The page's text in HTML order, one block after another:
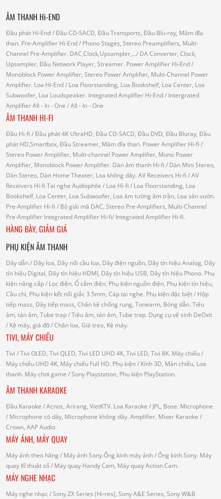
ÂM THANH Hi-END
Đầu phát Hi-End/ Đầu CD-SACD, Đầu Transports, Đầu Blu-ray, Mâm đĩa
than. Pre-Amplifier Hi-End/ Phono Stages, Stereo Preamplifiers, Multi-
Channel Pre-Amplifier. DAC,Clock,Upsampler,.../ DA Converter, Clock,
Upsampler, Đầu Network Player, Streamer. Power Amplifier Hi-End/
Monoblock Power Amplifier, Stereo Power Amplifier, Multi-Channel Power
Amplifier. Loa Hi-End/ Loa Floorstanding, Loa Bookshelf, Loa Center, Loa
Subwoofer, Loa Loudspeaker. Integrated Amplifier Hi-End/ Intergrated
AmplifierAll - In - One / All - In - One
ÂM THANH HI-FI
Đầu Hi-fi / Đầu phát 4K UltraHD, Đầu CD-SACD, Đầu DVD, Đầu Bluray, Đầu
phát HD,Smartbox, Đầu Streamer, Mâm đĩa than. Power Amplifier Hi-fi /
Stereo Power Amplifier, Multi-channel Power Amplifier, Mono Power
Amplifier, Monoblock Power Amplifier. Dàn âm thanh Hi-fi / Dàn Mini Stereo,
Dàn Stereo, Dàn Home Theater, Loa không dây. AV Receivers Hi-fi / AV
Receivers Hi-fi Tai nghe Audiophile / Loa Hi-fi / Loa Floorstanding, Loa
Bookshelf, Loa Center, Loa Subwoofer, Loa âm tường âm trần, Loa sân vườn.
Pre-Amplifier Hi-fi / Bộ giải mã DAC, Stereo Pre-Amplifiers, Multi-Channel
Pre-Amplifier Integrated Amplifier Hi-fi/ Integrated Amplifier Hi-fi.
HÀNG BÀY, GIẢM GIÁ
PHỤ KIỆN ÂM THANH
Dây dẫn/ Dây loa, Dây nối cầu loa, Dây điện nguồn, Dây tín hiệu Analog, Dây
tín hiệu Digital, Dây tín hiệu HDMI, Dây tín hiệu USB, Dây tín hiệu Phono. Phụ
kiện nâng cấp/ Lọc điện, Ổ cắm điện, Phụ kiện nguồn điện, Phụ kiện tín hiệu,
Cầu chì, Phụ kiện kết nối giắc 3.5mm, Cáp tai nghe. Phụ kiện đặc biệt/ Hộp
tiếp mass, Dây tiếp mass, Chân kê chống rung, Tonearm, Bóng dẫn. Tiêu
âm, tán âm, Tube trap/ Tiêu âm, tán âm, Tube trap. Dụng cụ vệ sinh DeOxit
/ Kệ máy, giá đỡ/ Chân loa, Giá treo, Kệ máy.
TIVI, MÁY CHIẾU
Tivi / Tivi OLED, Tivi QLED, Tivi LED UHD 4K, Tivi LED, Tivi 8K. Máy chiếu/
Máy chiếu UHD 4K, Máy chiếu Full HD. Phụ kiện/ Kính 3D, Màn chiếu, Loa
thanh. Máy chơi game / Sony Playstation, Phụ kiện PlayStation.
ÂM THANH KARAOKE
Đầu Karaoke / Acnos, Arirang, VietKTV. Loa Karaoke / JPL, Bose. Microphone
/ Microphone có dây, Microphone không dây. Amplifier, Mixer Karaoke /
Crown, AAP Audio.
MÁY ẢNH, MÁY QUAY
Máy ảnh theo hãng / Máy ảnh Sony.Ống kính máy ảnh / Ống kính Sony. Máy
quay Kĩ thuật số/ Máy quay Handy Cam, Máy quay Action Cam.
MÁY NGHE NHẠC
Máy nghe nhạc / Sony ZX Series (Hi-res), Sony A&E Series, Sony W&B